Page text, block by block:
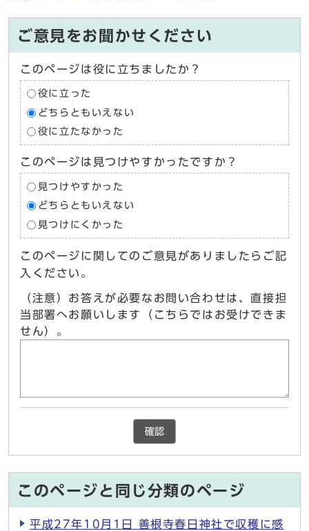
ご意見をお聞かせください
このページは役に立ちましたか？
役に立った
どちらともいえない
役に立たなかった
このページは見つけやすかったですか？
見つけやすかった
どちらともいえない
見つけにくかった
このページに関してのご意見がありましたらご記
入ください。
（注意）お答えが必要なお問い合わせは、直接担
当部署へお願いします（こちらではお受けできま
せん）。
確認
このページと同じ分類のページ
平成27年10月1日 善根寺春日神社で収穫に感